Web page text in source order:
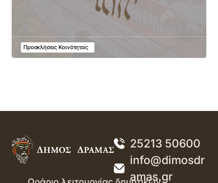
Προσκλήσεις Κοινότητας
25213 50600
info@dimosdr
amas.gr